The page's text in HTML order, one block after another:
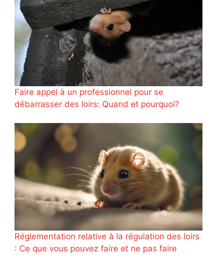
Faire appel à un professionnel pour se
débarrasser des loirs: Quand et pourquoi?
Réglementation relative à la régulation des loirs
: Ce que vous pouvez faire et ne pas faire